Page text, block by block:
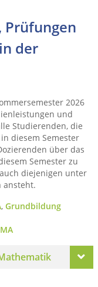
Prüfungen
der
2026
und
Studierenden, die
diesem Semester
über das
Semester zu
diejenigen unter
ansteht.
,Grundbildung
MA